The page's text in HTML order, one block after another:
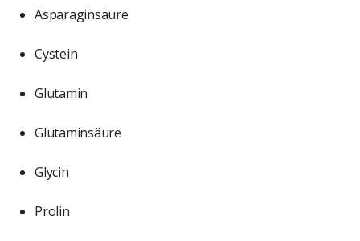
Asparaginsäure
Cystein
Glutamin
Glutaminsäure
Glycin
Prolin